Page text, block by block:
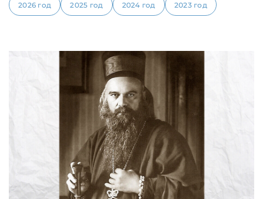
2026 год 2025 год 2024 год 2023 год